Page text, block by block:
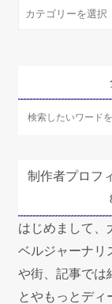
べ
テ
ー制作者プロフ
はじめまして、
ベルジャーナリ
や街、記事では
とやもっとディ